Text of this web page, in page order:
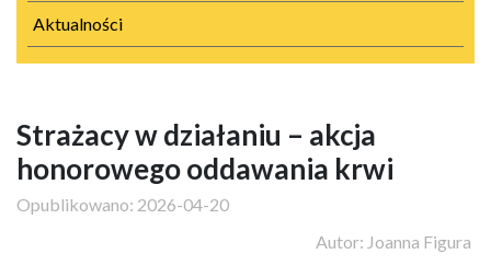
Aktualności
Strażacy w działaniu – akcja
honorowego oddawania krwi
Opublikowano: 2026-04-20
Autor: Joanna Figura